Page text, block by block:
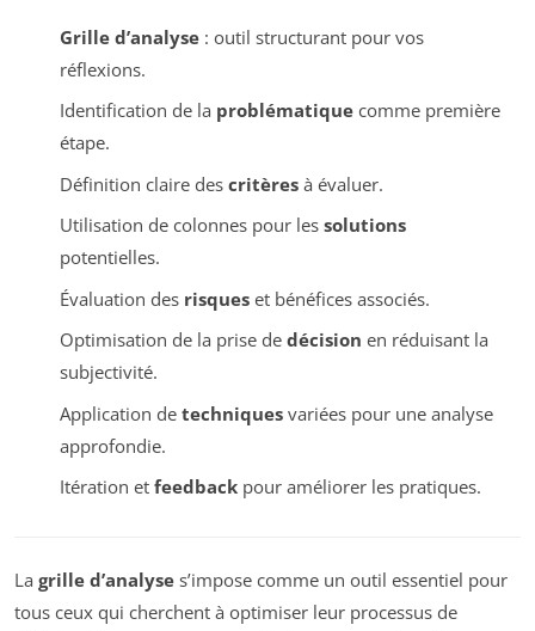
Grille d’analyse: outil structurant pour vos
réflexions.
Identification de la problématiquecomme première
étape.
Définition claire des critèresà évaluer.
Utilisation de colonnes pour les solutions
potentielles.
Évaluation des risqueset bénéfices associés.
Optimisation de la prise de décision en réduisant la
subjectivité.
Application de techniquesvariées pour une analyse
approfondie.
Itération et feedbackpour améliorer les pratiques.
La grille d’analyse s’impose comme un outil essentiel pour
tous ceux qui cherchent à optimiser leur processus de